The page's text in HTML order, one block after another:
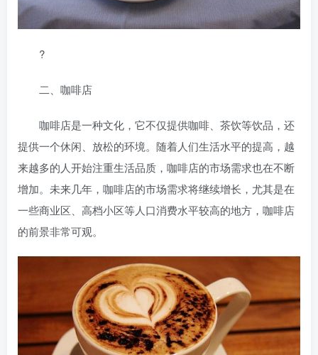
?
二、咖啡店
咖啡店是一种文化，它不仅提供咖啡、茶饮等饮品，还
提供一个休闲、放松的环境。随着人们生活水平的提高，越
来越多的人开始注重生活品质，咖啡店的市场需求也在不断
增加。未来几年，咖啡店的市场需求将继续增长，尤其是在
一些商业区、高档小区等人口消费水平较高的地方，咖啡店
的前景非常可观。